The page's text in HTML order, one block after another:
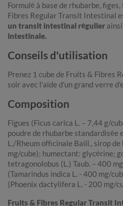
Formulé à base de rhubarbe,
Fibres Regular Transit Intestinal
un transit intestinal régulier
intestinale.
Conseils d'utilisation
Prenez 1 cube de Fruits & Fibres
soir avec l'aide d'un grand verre
Composition
Figues (Ficus carica L. – 7,44 g/
poudre de rhubarbe standardisée
L./Rheum officinale Baill., sirop
mg/cube); humectant: glycérine;
tetragonolobus (L.) Taub. – 400
(Tamarindus indica L. - 400 mg/
(Phoenix dactylifera L. - 200 mg/
Fruits & Fibres Regular Transit